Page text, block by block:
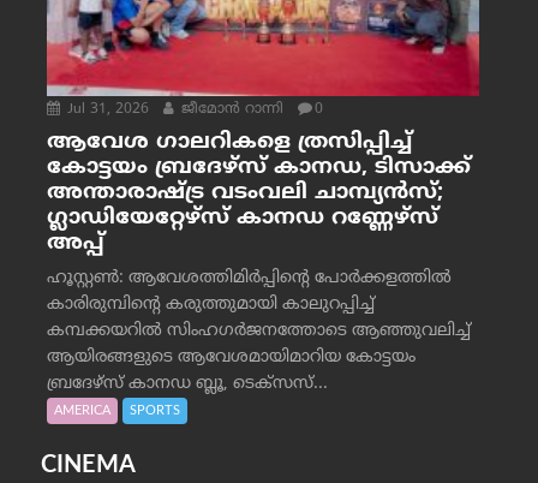
Jul 31, 2026 ജീമോന്‍ റാന്നി 0
ആവേശ ഗാലറികളെ ത്രസിപ്പിച്ച്
കോട്ടയം ബ്രദേഴ്‌സ് കാനഡ, ടിസാക്ക്
അന്താരാഷ്ട്ര വടംവലി ചാമ്പ്യന്‍സ്;
ഗ്ലാഡിയേറ്റേഴ്‌സ് കാനഡ റണ്ണേഴ്‌സ്
അപ്പ്
ഹൂസ്റ്റണ്‍: ആവേശത്തിമിര്‍പ്പിന്റെ പോര്‍ക്കളത്തില്‍
കാരിരുമ്പിന്റെ കരുത്തുമായി കാലുറപ്പിച്ച്
കമ്പക്കയറില്‍ സിംഹഗര്‍ജനത്തോടെ ആഞ്ഞുവലിച്ച്
ആയിരങ്ങളുടെ ആവേശമായിമാറിയ കോട്ടയം
ബ്രദേഴ്‌സ് കാനഡ ബ്ലൂ, ടെക്‌സസ്...
AMERICA SPORTS
CINEMA